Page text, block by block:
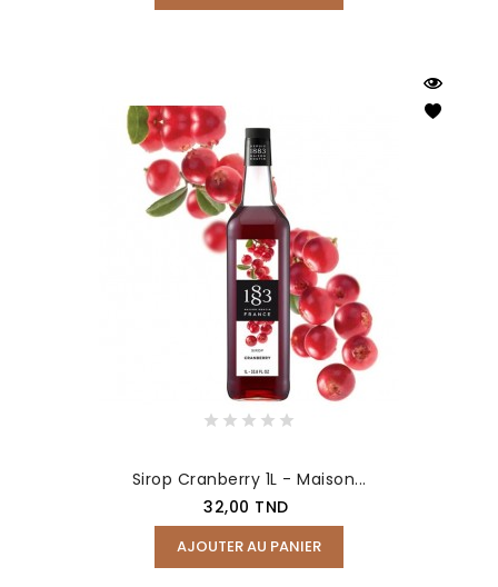
Sirop Cranberry 1L - Maison...
Prix
32,00 TND
AJOUTER AU PANIER